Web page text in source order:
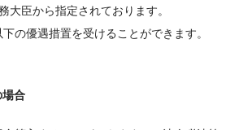
大臣から指定されております。
の優遇措置を受けることができます。
場合